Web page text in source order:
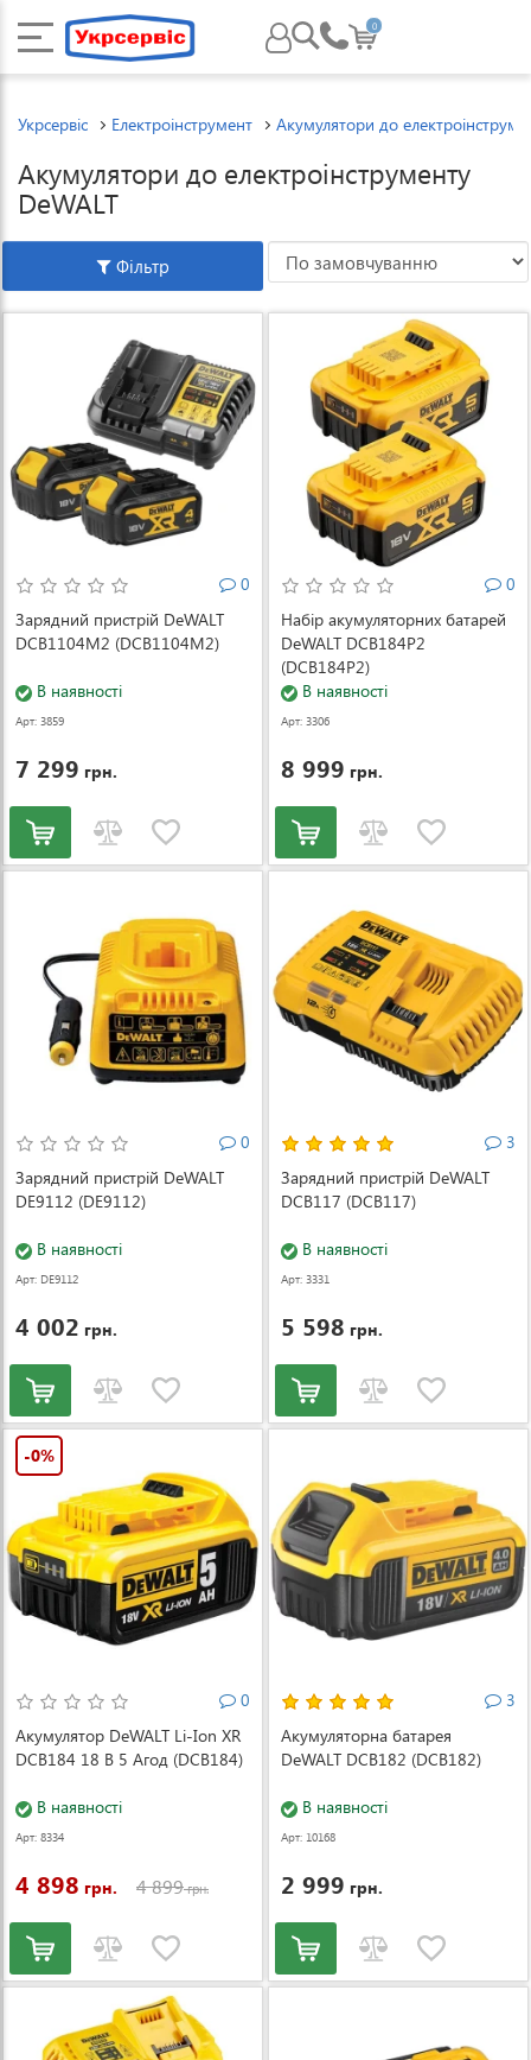
0
Укрсервіс Електроінструмент Акумулятори до
Акумулятори до електроінструменту
DeWALT
Фільтр
0
Зарядний пристрій DeWALT
DCB1104M2 (DCB1104M2)
В наявності
Арт: 3859
7 299 грн.
0
Набір акумуляторних батарей
DeWALT DCB184P2
(DCB184P2)
В наявності
Арт: 3306
8 999 грн.
0
Зарядний пристрій DeWALT
DE9112 (DE9112)
В наявності
Арт: DE9112
4 002 грн.
3
Зарядний пристрій DeWALT
DCB117 (DCB117)
В наявності
Арт: 3331
5 598 грн.
-0%
0
Акумулятор DeWALT Li-Ion XR
DCB184 18 В 5 Агод (DCB184)
В наявності
Арт: 8334
4 898 грн. 4 899грн.
3
Акумуляторна батарея
DeWALT DCB182 (DCB182)
В наявності
Арт: 10168
2 999 грн.